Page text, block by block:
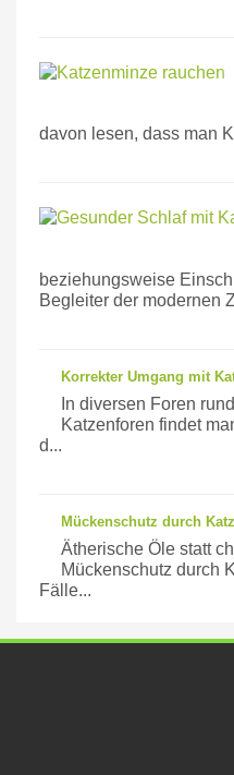
davon lesen, dass man
beziehungsweise
Begleiter der modernen
Korrekter Umgang mit
In diversen Foren
Katzenforen findet
d...
Mückenschutz durch
Ätherische Öle statt
Mückenschutz durch
Fälle...